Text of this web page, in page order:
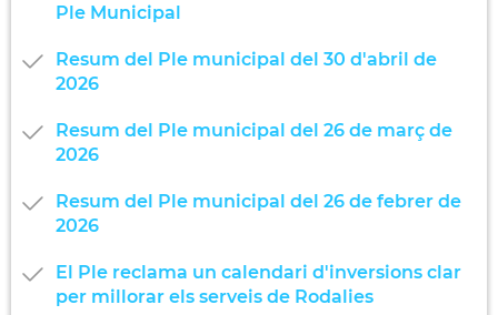
Ple Municipal
Resum del Ple municipal del 30 d'abril de
2026
Resum del Ple municipal del 26 de març de
2026
Resum del Ple municipal del 26 de febrer de
2026
El Ple reclama un calendari d'inversions clar
per millorar els serveis de Rodalies